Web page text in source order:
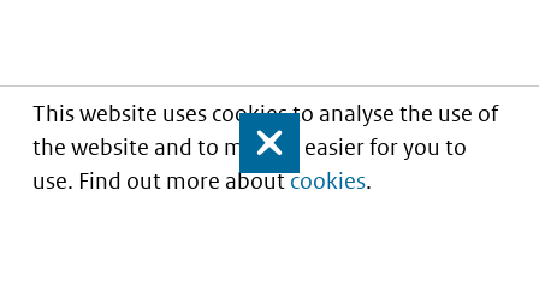
This website uses cookies to analyse the use of
the website and to make it easier for you to
use. Find out more aboutcookies.
Close